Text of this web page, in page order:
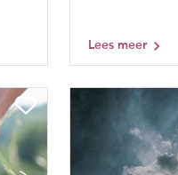
Lees meer